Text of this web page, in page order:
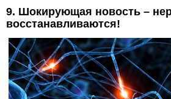
9. Шокирующая новость –
восстанавливаются!